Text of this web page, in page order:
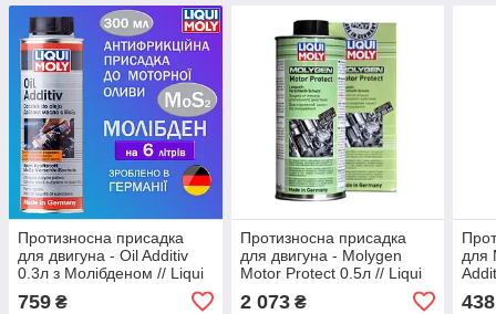
Протизносна присадка
для двигуна - Oil Additiv
0.3л з Молібденом // Liqui
Moly Ликві Молі молібден
759 ₴
Протизносна присадка
для двигуна - Molygen
Motor Protect 0.5л // Liqui
2 073₴
для
438